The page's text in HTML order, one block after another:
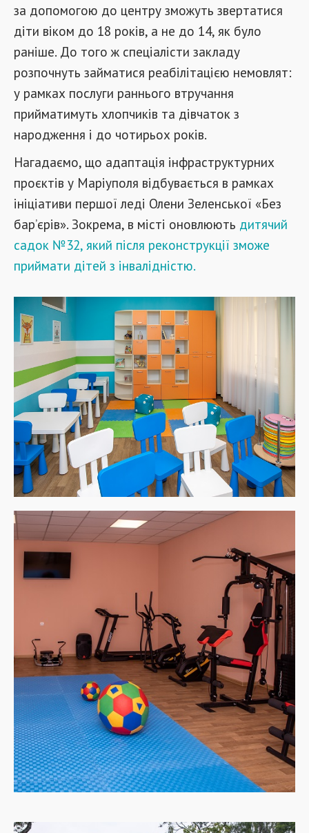
за допомогою до центру зможуть звертатися
діти віком до 18 років, а не до 14, як було
раніше. До того ж спеціалісти закладу
розпочнуть займатися реабілітацією немовлят:
у рамках послуги раннього втручання
прийматимуть хлопчиків та дівчаток з
народження і до чотирьох років.
Нагадаємо, що адаптація інфраструктурних
проєктів у Маріуполя відбувається в рамках
ініціативи першої леді Олени Зеленської «Без
бар’єрів». Зокрема, в місті оновлюють дитячий
садок №32, який після реконструкції зможе
приймати дітей з інвалідністю.